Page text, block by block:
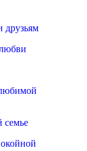
друзьям
семье